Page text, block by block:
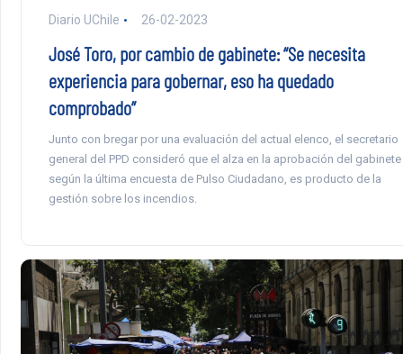
Diario UChile 26-02-2023
José Toro, por cambio de gabinete: “Se necesita
experiencia para gobernar, eso ha quedado
comprobado”
Junto con bregar por una evaluación del actual elenco, el secretario
general del PPD consideró que el alza en la aprobación del gabinete
según la última encuesta de Pulso Ciudadano, es producto de la
gestión sobre los incendios.